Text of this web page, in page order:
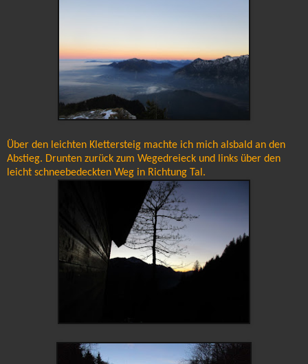
Über den leichten Klettersteig machte ich mich alsbald an den
Abstieg. Drunten zurück zum Wegedreieck und links über den
leicht schneebedeckten Weg in Richtung Tal.